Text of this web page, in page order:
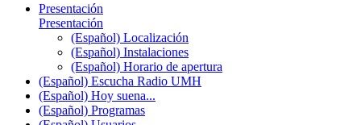
Presentación
Presentación
(Español) Localización
(Español) Instalaciones
(Español) Horario de apertura
(Español) Escucha Radio UMH
(Español) Hoy suena...
(Español) Programas